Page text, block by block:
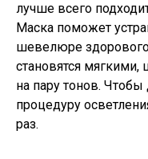
лучше всего
Маска поможет
шевелюре
становятся
на пару тонов. Чтобы
процедуру
раз.